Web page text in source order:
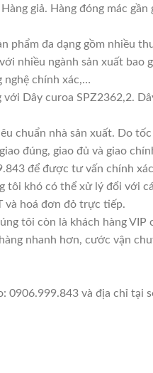
giả. Hàng đóng mác gần
phẩm đa dạng gồm nhiều
nhiều ngành sản xuất bao
nghệ chính xác,…
Dây curoa SPZ2362,2.
chuẩn nhà sản xuất. Do
đúng, giao đủ và giao
để được tư vấn chính
tôi khó có thể xử lý đổi với
và hoá đơn đỏ trực tiếp.
tôi còn là khách hàng VIP
nhanh hơn, cước vận
0906.999.843 và địa chỉ tại